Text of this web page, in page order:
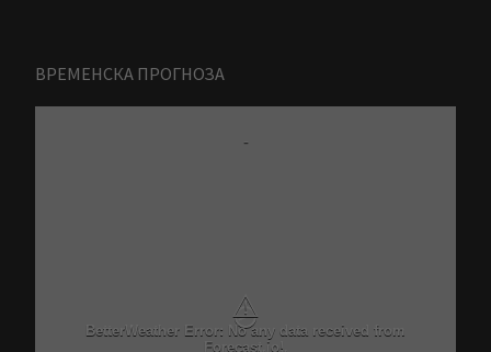
ВРЕМЕНСКА ПРОГНОЗА
-
⚠
BetterWeather Error: No any data received from
Forecast.io!.